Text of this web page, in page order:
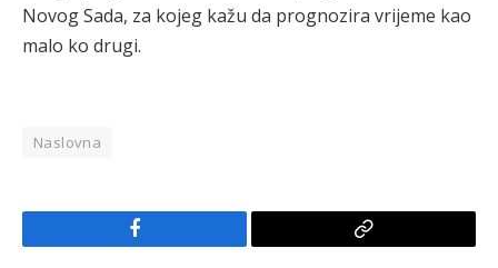
Novog Sada, za kojeg kažu da prognozira vrijeme kao
malo ko drugi.
Naslovna
Facebook
Copy